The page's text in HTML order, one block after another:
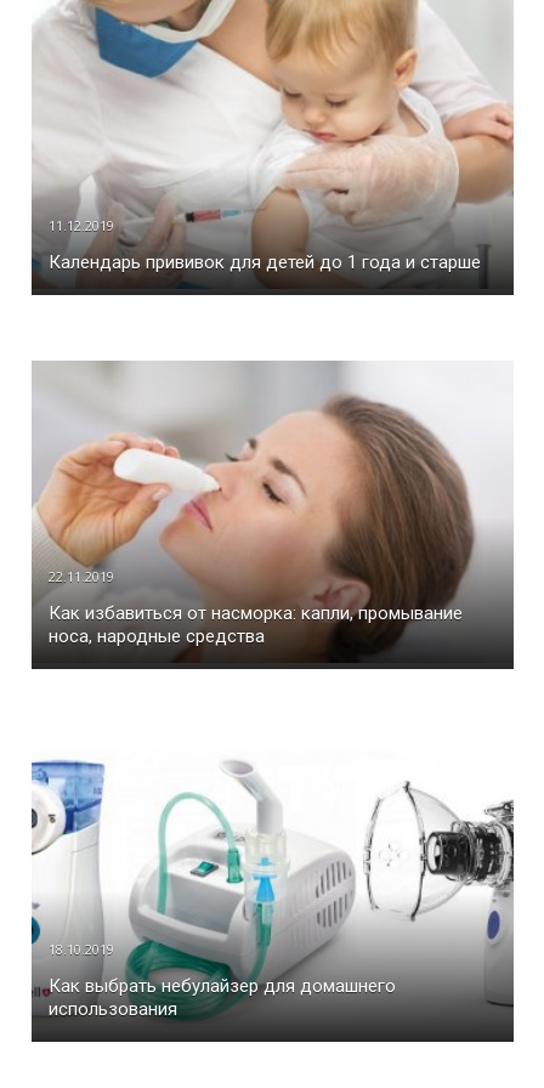
11.12.2019
Календарь прививок для детей до 1 года и старше
22.11.2019
Как избавиться от насморка: капли, промывание
носа, народные средства
18.10.2019
Как выбрать небулайзер для домашнего
использования